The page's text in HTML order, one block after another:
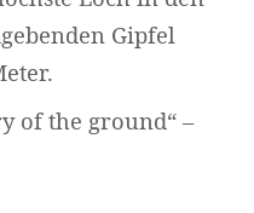
Gipfel
of the ground“ –